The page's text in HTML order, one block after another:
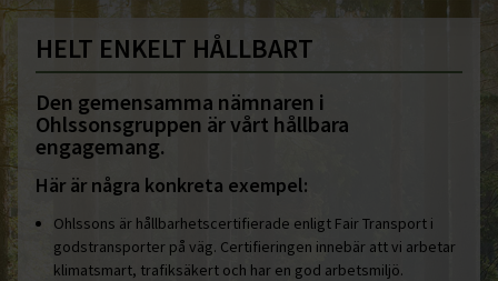
HELT ENKELT HÅLLBART
Den gemensamma nämnaren i
Ohlssonsgruppen är vårt hållbara
engagemang.
Här är några konkreta exempel:
Ohlssons är hållbarhetscertifierade enligt Fair Transport i
godstransporter på väg. Certifieringen innebär att vi arbetar
klimatsmart, trafiksäkert och har en god arbetsmiljö.